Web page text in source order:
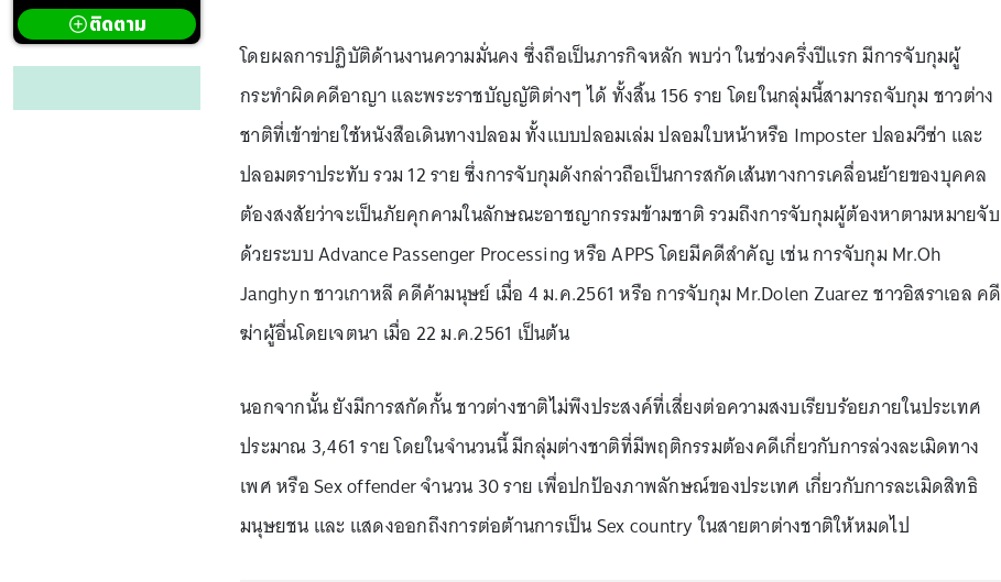
ติดตาม
โดยผลการปฏิบัติด้านงานความมั่นคง ซึ่งถือเป็นภารกิจหลัก พบว่า ในช่วงครึ่งปีแรก มีการจับกุมผู้
กระทำผิดคดีอาญา และพระราชบัญญัติต่างๆ ได้ ทั้งสิ้น 156 ราย โดยในกลุ่มนี้สามารถจับกุม ชาวต่าง
ชาติที่เข้าข่ายใช้หนังสือเดินทางปลอม ทั้งแบบปลอมเล่ม ปลอมใบหน้าหรือ Imposter ปลอมวีซ่า และ
ปลอมตราประทับ รวม 12 ราย ซึ่งการจับกุมดังกล่าวถือเป็นการสกัดเส้นทางการเคลื่อนย้ายของบุคคล
ต้องสงสัยว่าจะเป็นภัยคุกคามในลักษณะอาชญากรรมข้ามชาติ รวมถึงการจับกุมผู้ต้องหาตามหมายจับ
ด้วยระบบ Advance Passenger Processing หรือ APPS โดยมีคดีสำคัญ เช่น การจับกุม Mr.Oh
Janghyn ชาวเกาหลี คดีค้ามนุษย์ เมื่อ 4 ม.ค.2561 หรือ การจับกุม Mr.Dolen Zuarez ชาวอิสราเอล คดี
ฆ่าผู้อื่นโดยเจตนา เมื่อ 22 ม.ค.2561 เป็นต้น
นอกจากนั้น ยังมีการสกัดกั้น ชาวต่างชาติไม่พึงประสงค์ที่เสี่ยงต่อความสงบเรียบร้อยภายในประเทศ
ประมาณ 3,461 ราย โดยในจำนวนนี้ มีกลุ่มต่างชาติที่มีพฤติกรรมต้องคดีเกี่ยวกับการล่วงละเมิดทาง
เพศ หรือ Sex offender จำนวน 30 ราย เพื่อปกป้องภาพลักษณ์ของประเทศ เกี่ยวกับการละเมิดสิทธิ
มนุษยชน และ แสดงออกถึงการต่อต้านการเป็น Sex country ในสายตาต่างชาติให้หมดไป